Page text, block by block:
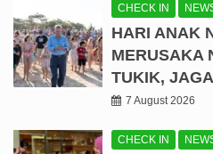
CHECK IN
HARI ANAK
MERUSAKA
TUKIK,
7 August 2026
CHECK IN